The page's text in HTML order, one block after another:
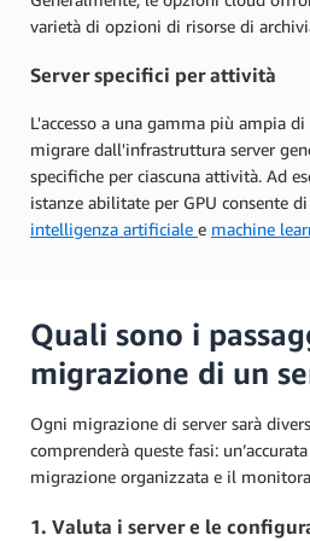
varietà di opzioni di risorse di
Server specifici per attività
L'accesso a una gamma più ampia
migrare dall'infrastruttura server
specifiche per ciascuna attività. Ad
istanze abilitate per GPU consente
intelligenza artificiale e machine
Quali sono i
migrazione di un
Ogni migrazione di server sarà
comprenderà queste fasi:
migrazione organizzata e il
1. Valuta i server e le